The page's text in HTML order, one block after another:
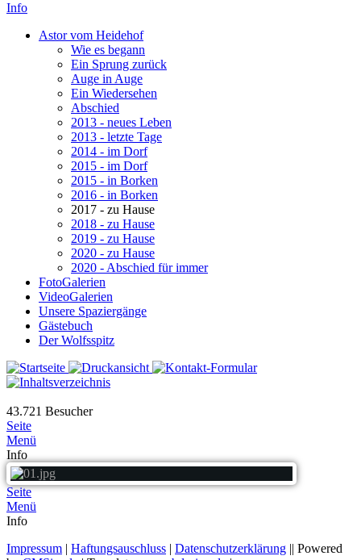
Info
Astor vom Heidehof
Wie es begann
Ein Sprung zurück
Auge in Auge
Ein Wiedersehen
Abschied
2013 - neues Leben
2013 - letzte Tage
2014 - im Dorf
2015 - im Dorf
2015 - in Borken
2016 - in Borken
2017 - zu Hause
2018 - zu Hause
2019 - zu Hause
2020 - zu Hause
2020 - Abschied für immer
FotoGalerien
VideoGalerien
Unsere Spaziergänge
Gästebuch
Der Wolfsspitz
43.721 Besucher
Seite
Menü
Info
Seite
Menü
Info
Impressum | Haftungsauschluss | Datenschutzerklärung || Powered